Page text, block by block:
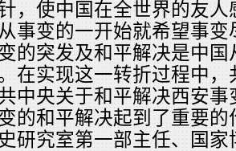
，使中国在全世界的友
事变的一开始就希望事
的突发及和平解决是中
在实现这一转折过程中
中央关于和平解决西安
的和平解决起到了重要
研究室第一部主任、国家